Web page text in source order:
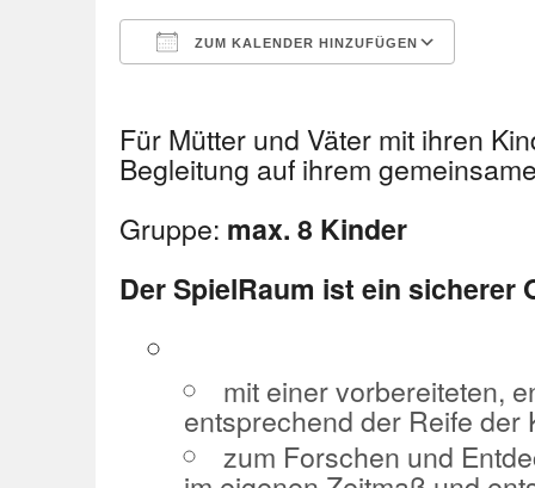
ZUM KALENDER HINZUFÜGEN
Für Mütter und Väter mit ihren
Begleitung auf ihrem
Gruppe: max. 8 Kinder
Der SpielRaum ist ein sicherer
mit einer vorbereiteten,
entsprechend der Reife der
zum Forschen und